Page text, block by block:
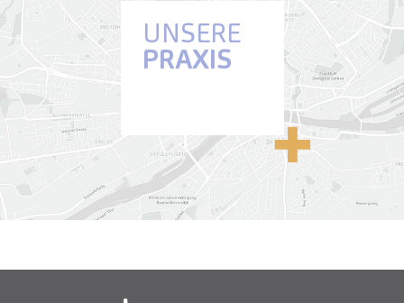
UNSERE
PRAXIS